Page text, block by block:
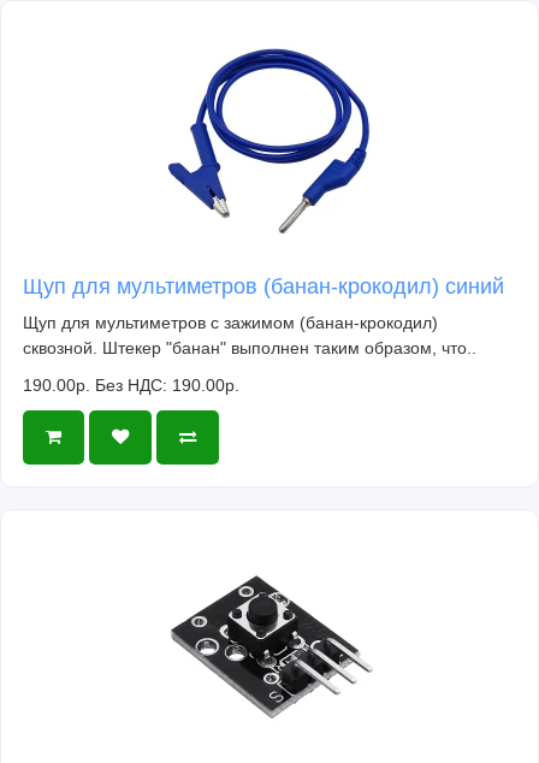
Щуп для мультиметров (банан-крокодил) синий
Щуп для мультиметров с зажимом (банан-крокодил)
сквозной. Штекер "банан" выполнен таким образом, что..
190.00р. Без НДС: 190.00р.